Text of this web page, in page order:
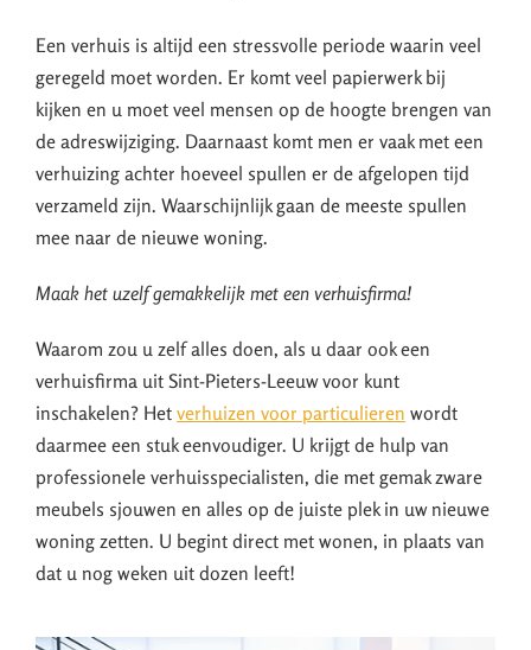
Een verhuis is altijd een stressvolle periode waarin veel
geregeld moet worden. Er komt veel papierwerk bij
kijken en u moet veel mensen op de hoogte brengen van
de adreswijziging. Daarnaast komt men er vaak met een
verhuizing achter hoeveel spullen er de afgelopen tijd
verzameld zijn. Waarschijnlijk gaan de meeste spullen
mee naar de nieuwe woning.
Maak het uzelf gemakkelijk met een verhuisfirma!
Waarom zou u zelf alles doen, als u daar ook een
verhuisfirma uit Sint-Pieters-Leeuw voor kunt
inschakelen? Het verhuizen voor particulieren wordt
daarmee een stuk eenvoudiger. U krijgt de hulp van
professionele verhuisspecialisten, die met gemak zware
meubels sjouwen en alles op de juiste plek in uw nieuwe
woning zetten. U begint direct met wonen, in plaats van
dat u nog weken uit dozen leeft!